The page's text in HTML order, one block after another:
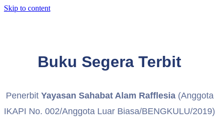
Skip to content
Buku Segera Terbit
Penerbit Yayasan Sahabat Alam Rafflesia(Anggota
IKAPI No. 002/Anggota Luar Biasa/BENGKULU/2019)